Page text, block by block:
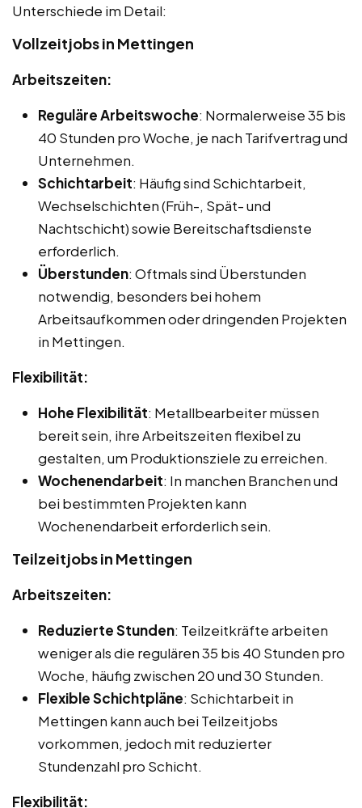
Unterschiede im Detail:
Vollzeitjobs in Mettingen
Arbeitszeiten:
Reguläre Arbeitswoche: Normalerweise 35 bis
40 Stunden pro Woche, je nach Tarifvertrag und
Unternehmen.
Schichtarbeit: Häufig sind Schichtarbeit,
Wechselschichten (Früh-, Spät- und
Nachtschicht) sowie Bereitschaftsdienste
erforderlich.
Überstunden: Oftmals sind Überstunden
notwendig, besonders bei hohem
Arbeitsaufkommen oder dringenden Projekten
in Mettingen.
Flexibilität:
Hohe Flexibilität: Metallbearbeiter müssen
bereit sein, ihre Arbeitszeiten flexibel zu
gestalten, um Produktionsziele zu erreichen.
Wochenendarbeit: In manchen Branchen und
bei bestimmten Projekten kann
Wochenendarbeit erforderlich sein.
Teilzeitjobs in Mettingen
Arbeitszeiten:
Reduzierte Stunden: Teilzeitkräfte arbeiten
weniger als die regulären 35 bis 40 Stunden pro
Woche, häufig zwischen 20 und 30 Stunden.
Flexible Schichtpläne: Schichtarbeit in
Mettingen kann auch bei Teilzeitjobs
vorkommen, jedoch mit reduzierter
Stundenzahl pro Schicht.
Flexibilität: